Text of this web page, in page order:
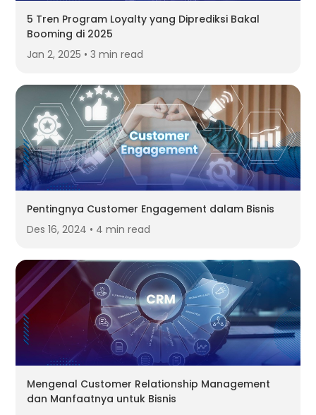
5 Tren Program Loyalty yang Diprediksi Bakal
Booming di 2025
Jan 2, 2025 • 3 min read
Pentingnya Customer Engagement dalam Bisnis
Des 16, 2024 • 4 min read
Mengenal Customer Relationship Management
dan Manfaatnya untuk Bisnis